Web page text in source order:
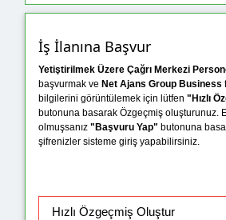
İş İlanına Başvur
Yetiştirilmek Üzere Çağrı Merkezi
başvurmak ve Net Ajans Group Business
bilgilerini görüntülemek için lütfen "Hızlı
butonuna basarak Özgeçmiş oluşturunuz.
olmuşsanız "Başvuru Yap" butonuna
şifrenizler sisteme giriş yapabilirsiniz.